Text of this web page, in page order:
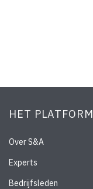
HET PLATFORM
Over S&A
Experts
Bedrijfsleden